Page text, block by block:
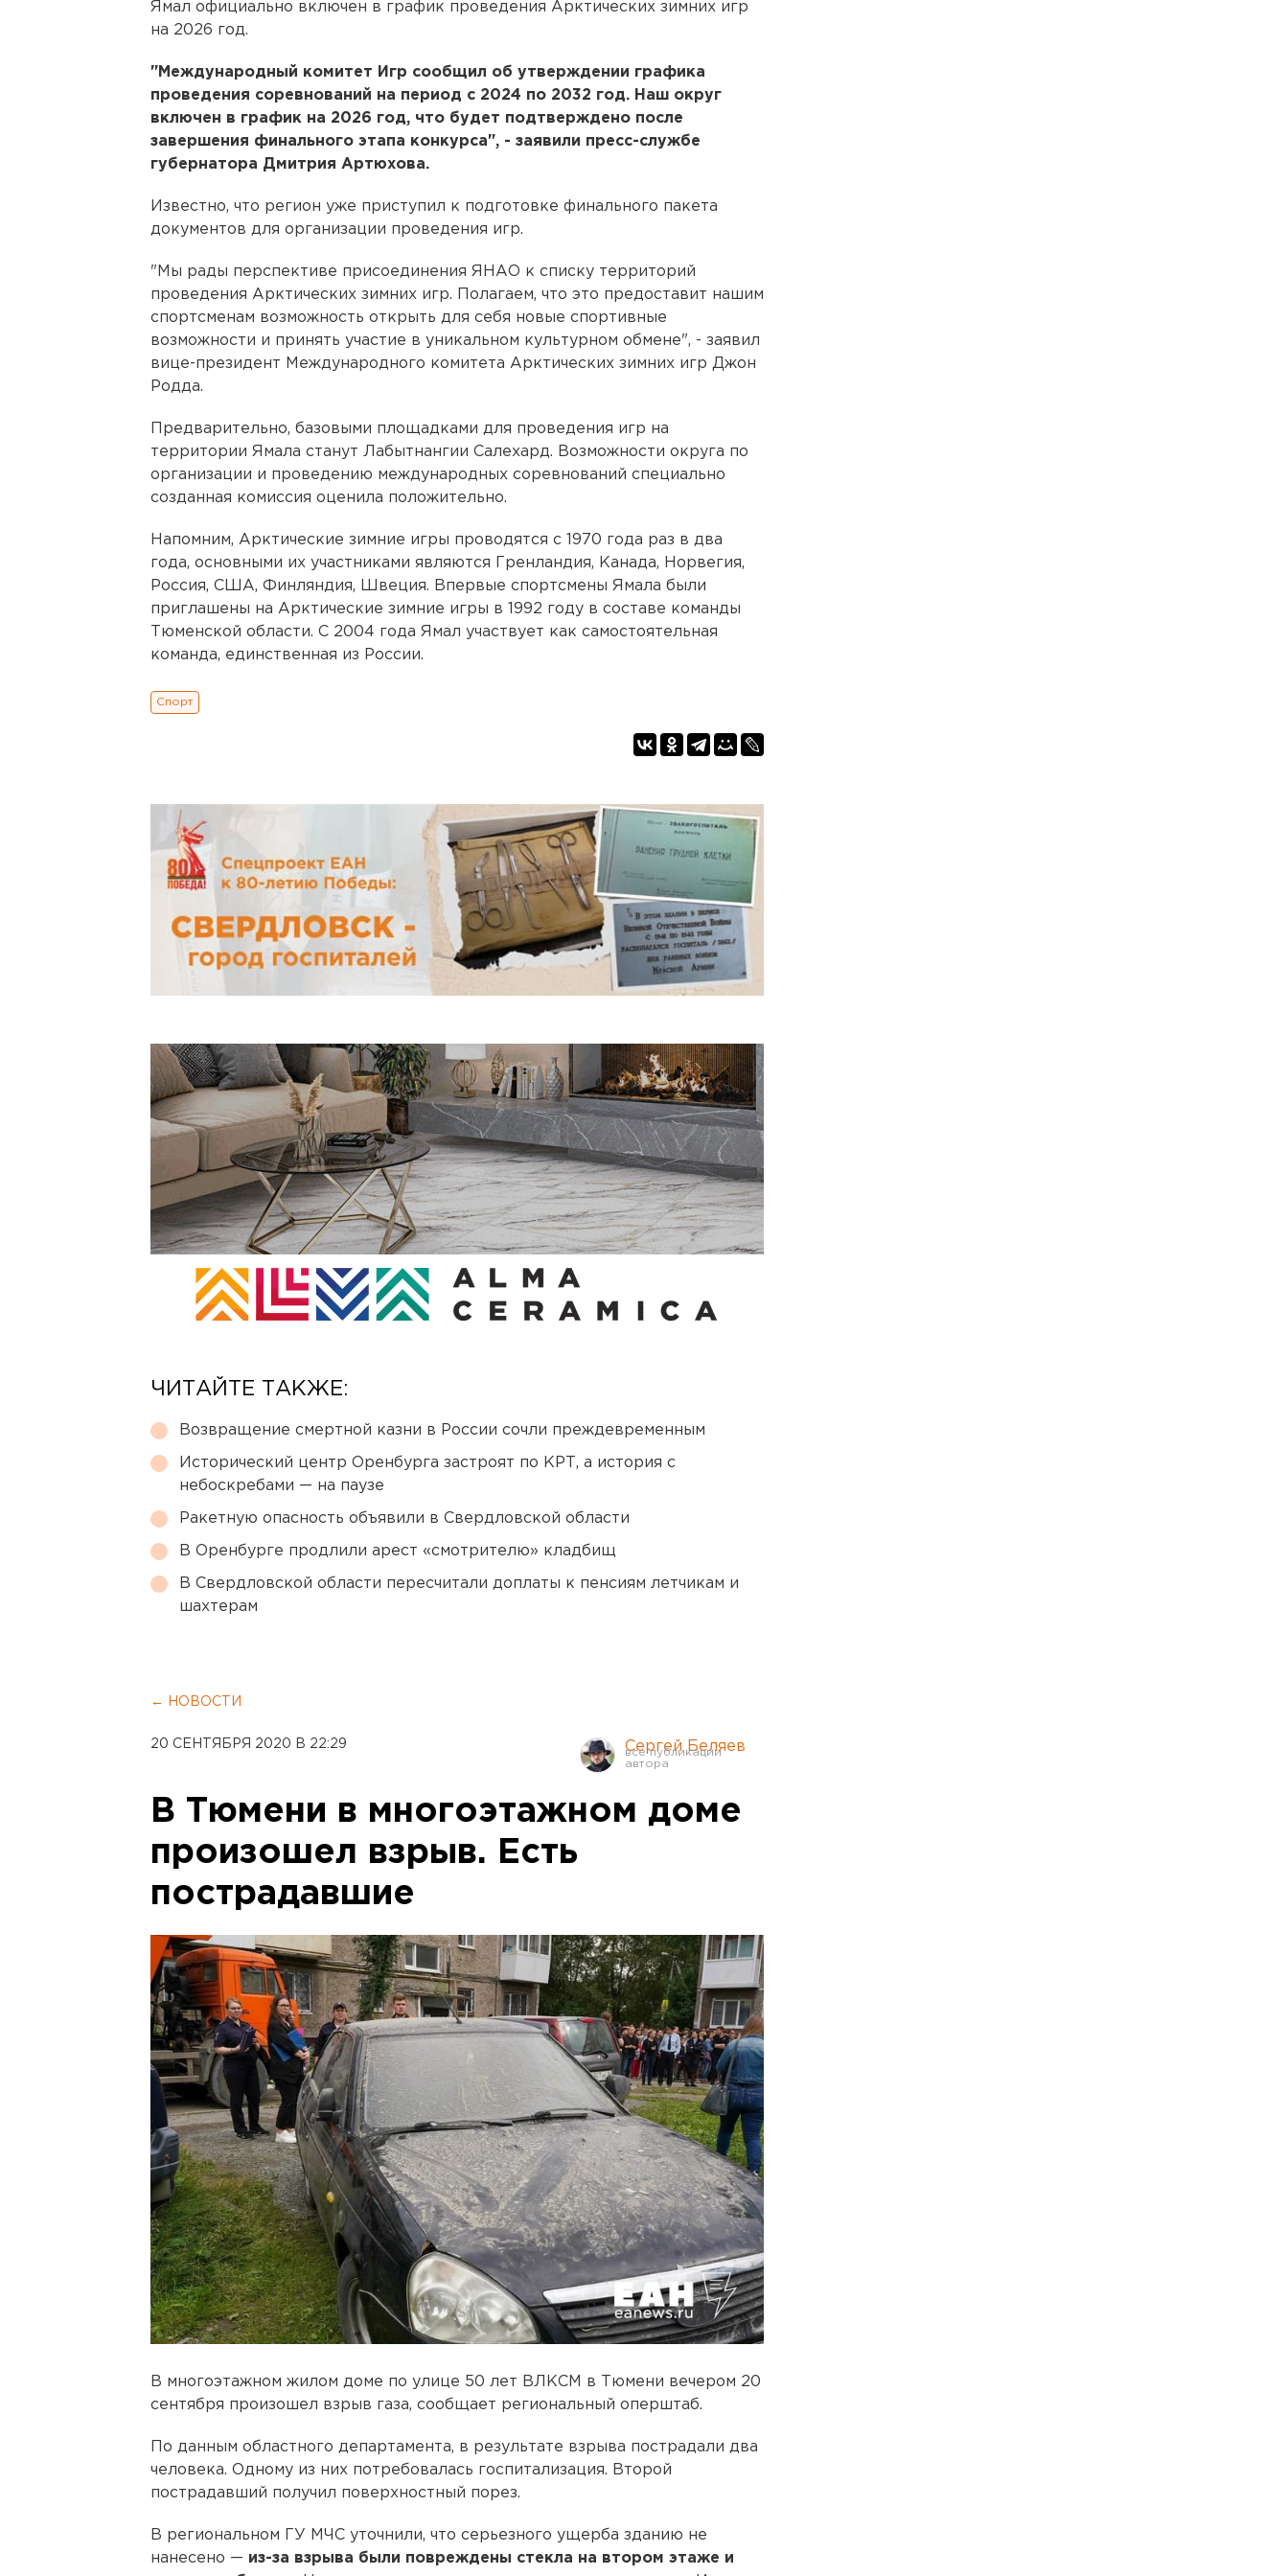
Ямал официально включен в график проведения Арктических зимних игр
на 2026 год.
"Международный комитет Игр сообщил об утверждении графика
проведения соревнований на период с 2024 по 2032 год. Наш округ
включен в график на 2026 год, что будет подтверждено после
завершения финального этапа конкурса", - заявили пресс-службе
губернатора Дмитрия Артюхова.
Известно, что регион уже приступил к подготовке финального пакета
документов для организации проведения игр.
"Мы рады перспективе присоединения ЯНАО к списку территорий
проведения Арктических зимних игр. Полагаем, что это предоставит нашим
спортсменам возможность открыть для себя новые спортивные
возможности и принять участие в уникальном культурном обмене", - заявил
вице-президент Международного комитета Арктических зимних игр Джон
Родда.
Предварительно, базовыми площадками для проведения игр на
территории Ямала станут Лабытнангии Салехард. Возможности округа по
организации и проведению международных соревнований специально
созданная комиссия оценила положительно.
Напомним, Арктические зимние игры проводятся с 1970 года раз в два
года, основными их участниками являются Гренландия, Канада, Норвегия,
Россия, США, Финляндия, Швеция. Впервые спортсмены Ямала были
приглашены на Арктические зимние игры в 1992 году в составе команды
Тюменской области. С 2004 года Ямал участвует как самостоятельная
команда, единственная из России.
Спорт
ЧИТАЙТЕ ТАКЖЕ:
Возвращение смертной казни в России сочли преждевременным
Исторический центр Оренбурга застроят по КРТ, а история с
небоскребами — на паузе
Ракетную опасность объявили в Свердловской области
В Оренбурге продлили арест «смотрителю» кладбищ
В Свердловской области пересчитали доплаты к пенсиям летчикам и
шахтерам
← НОВОСТИ
20 СЕНТЯБРЯ 2020 В 22:29 Сергей Беляев
В Тюмени в многоэтажном доме
произошел взрыв. Есть
пострадавшие
В многоэтажном жилом доме по улице 50 лет ВЛКСМ в Тюмени вечером 20
сентября произошел взрыв газа, сообщает региональный оперштаб.
По данным областного департамента, в результате взрыва пострадали два
человека. Одному из них потребовалась госпитализация. Второй
пострадавший получил поверхностный порез.
В региональном ГУ МЧС уточнили, что серьезного ущерба зданию не
нанесено — из-за взрыва были повреждены стекла на втором этаже и